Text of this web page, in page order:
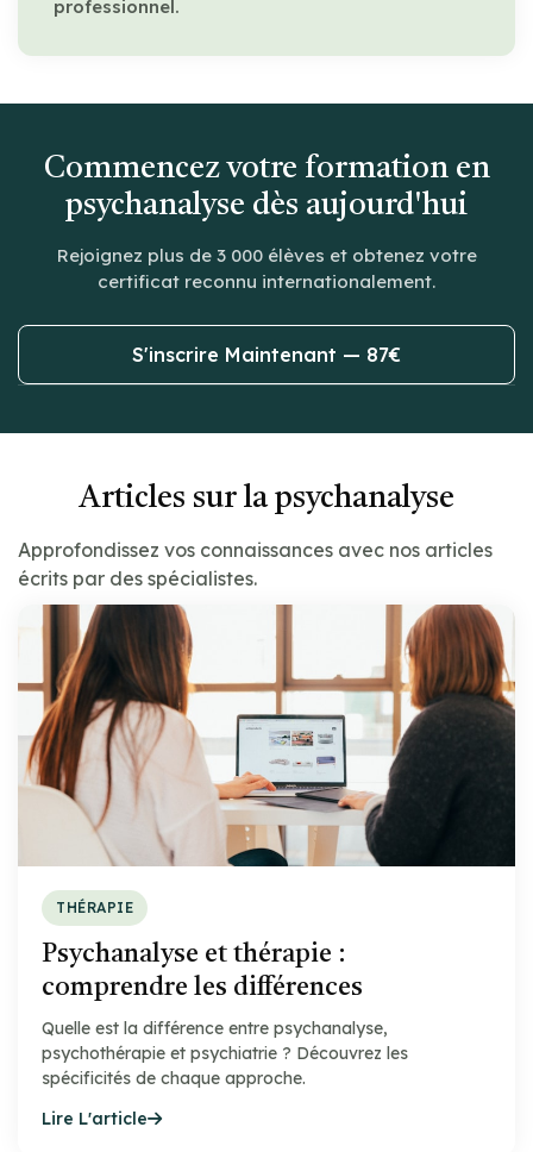
professionnel.
Commencez votre formation en
psychanalyse dès aujourd'hui
Rejoignez plus de 3 000 élèves et obtenez votre
certificat reconnu internationalement.
S'inscrire Maintenant — 87€
Articles sur la psychanalyse
Approfondissez vos connaissances avec nos articles
écrits par des spécialistes.
THÉRAPIE
Psychanalyse et thérapie :
comprendre les différences
Quelle est la différence entre psychanalyse,
psychothérapie et psychiatrie ? Découvrez les
spécificités de chaque approche.
Lire L'article